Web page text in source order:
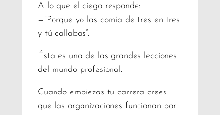
A lo que el ciego responde:
—“Porque yo las comía de tres en tres
y tú callabas”.
Ésta es una de las grandes lecciones
del mundo profesional.
Cuando empiezas tu carrera crees
que las organizaciones funcionan por